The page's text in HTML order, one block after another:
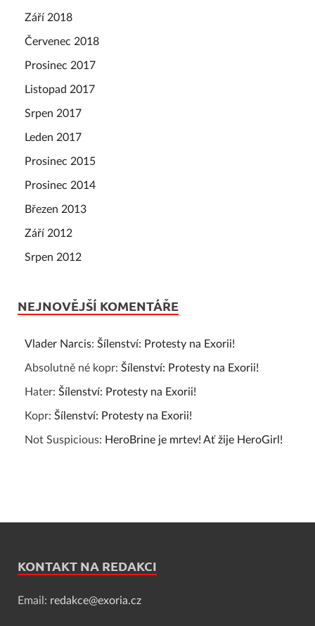
Září 2018
Červenec 2018
Prosinec 2017
Listopad 2017
Srpen 2017
Leden 2017
Prosinec 2015
Prosinec 2014
Březen 2013
Září 2012
Srpen 2012
NEJNOVĚJŠÍ KOMENTÁŘE
Vlader Narcis: Šílenství: Protesty na Exorii!
Absolutně né kopr: Šílenství: Protesty na Exorii!
Hater: Šílenství: Protesty na Exorii!
Kopr: Šílenství: Protesty na Exorii!
Not Suspicious: HeroBrine je mrtev! Ať žije HeroGirl!
KONTAKT NA REDAKCI
Email: redakce@exoria.cz